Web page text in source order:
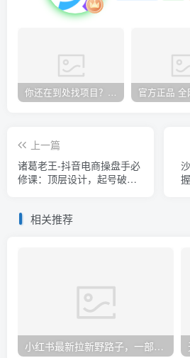
你还在到处找项目？还在当韭菜？我却靠卖项目一个月赚5万，曾经我也和你一样懵懂。
上一篇
诸葛老王-抖音电商操盘手必
修课：顶层设计，​起号破
相关推荐
小红书最新拉新野路子，一部手机即可操作，一单15块，做得好日入2000+